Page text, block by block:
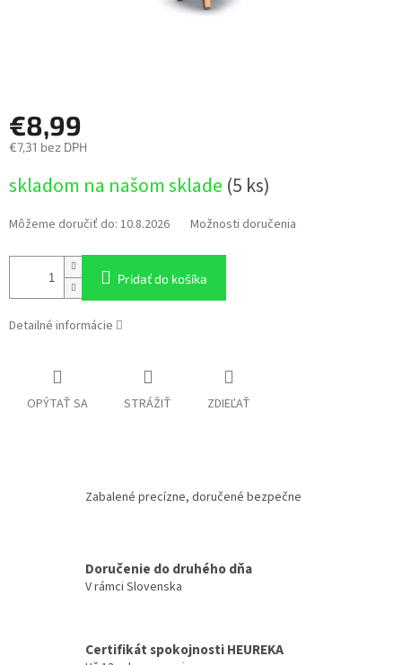
€8,99
€7,31 bez DPH
cena:
skladom na našom sklade (5 ks)
Môžeme doručiť do: 10.8.2026 Možnosti doručenia
Pridať do košíka
Detailné informácie
OPÝTAŤ SA STRÁŽIŤ ZDIEĽAŤ
Zabalené precízne, doručené bezpečne
Doručenie do druhého dňa
V rámci Slovenska
Certifikát spokojnosti HEUREKA